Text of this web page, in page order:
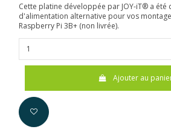
Cette platine développée par JOY-iT® a été
d'alimentation alternative pour vos
Raspberry Pi 3B+ (non livrée).
Ajouter au